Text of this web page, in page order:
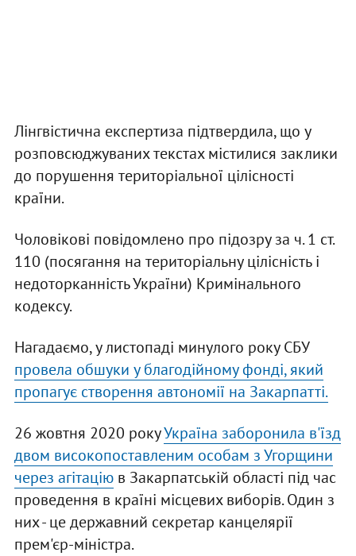
Лінгвістична експертиза підтвердила, що у
розповсюджуваних текстах містилися заклики
до порушення територіальної цілісності
країни.
Чоловікові повідомлено про підозру за ч. 1 ст.
110 (посягання на територіальну цілісність і
недоторканність України) Кримінального
кодексу.
Нагадаємо, у листопаді минулого року СБУ
провела обшуки у благодійному фонді, який
пропагує створення автономії на Закарпатті.
26 жовтня 2020 рокуУкраїна заборонила в'їзд
двом високопоставленим особам з Угорщини
через агітаціюв Закарпатській області під час
проведення в країні місцевих виборів. Один з
них - це державний секретар канцелярії
прем'єр-міністра.